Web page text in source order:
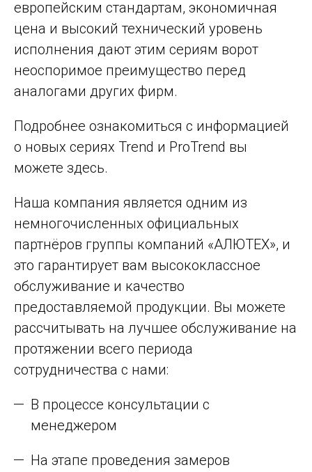
европейским стандартам, экономичная
цена и высокий технический уровень
исполнения дают этим сериям ворот
неоспоримое преимущество перед
аналогами других фирм.
Подробнее ознакомиться с информацией
о новых сериях Trend и ProTrend вы
можете здесь.
Наша компания является одним из
немногочисленных официальных
партнёров группы компаний «АЛЮТЕХ», и
это гарантирует вам высококлассное
обслуживание и качество
предоставляемой продукции. Вы можете
рассчитывать на лучшее обслуживание на
протяжении всего периода
сотрудничества с нами:
В процессе консультации с
менеджером
На этапе проведения замеров